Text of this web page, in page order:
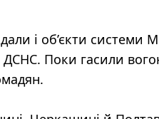
і об’єкти системи
ДСНС. Поки гасили